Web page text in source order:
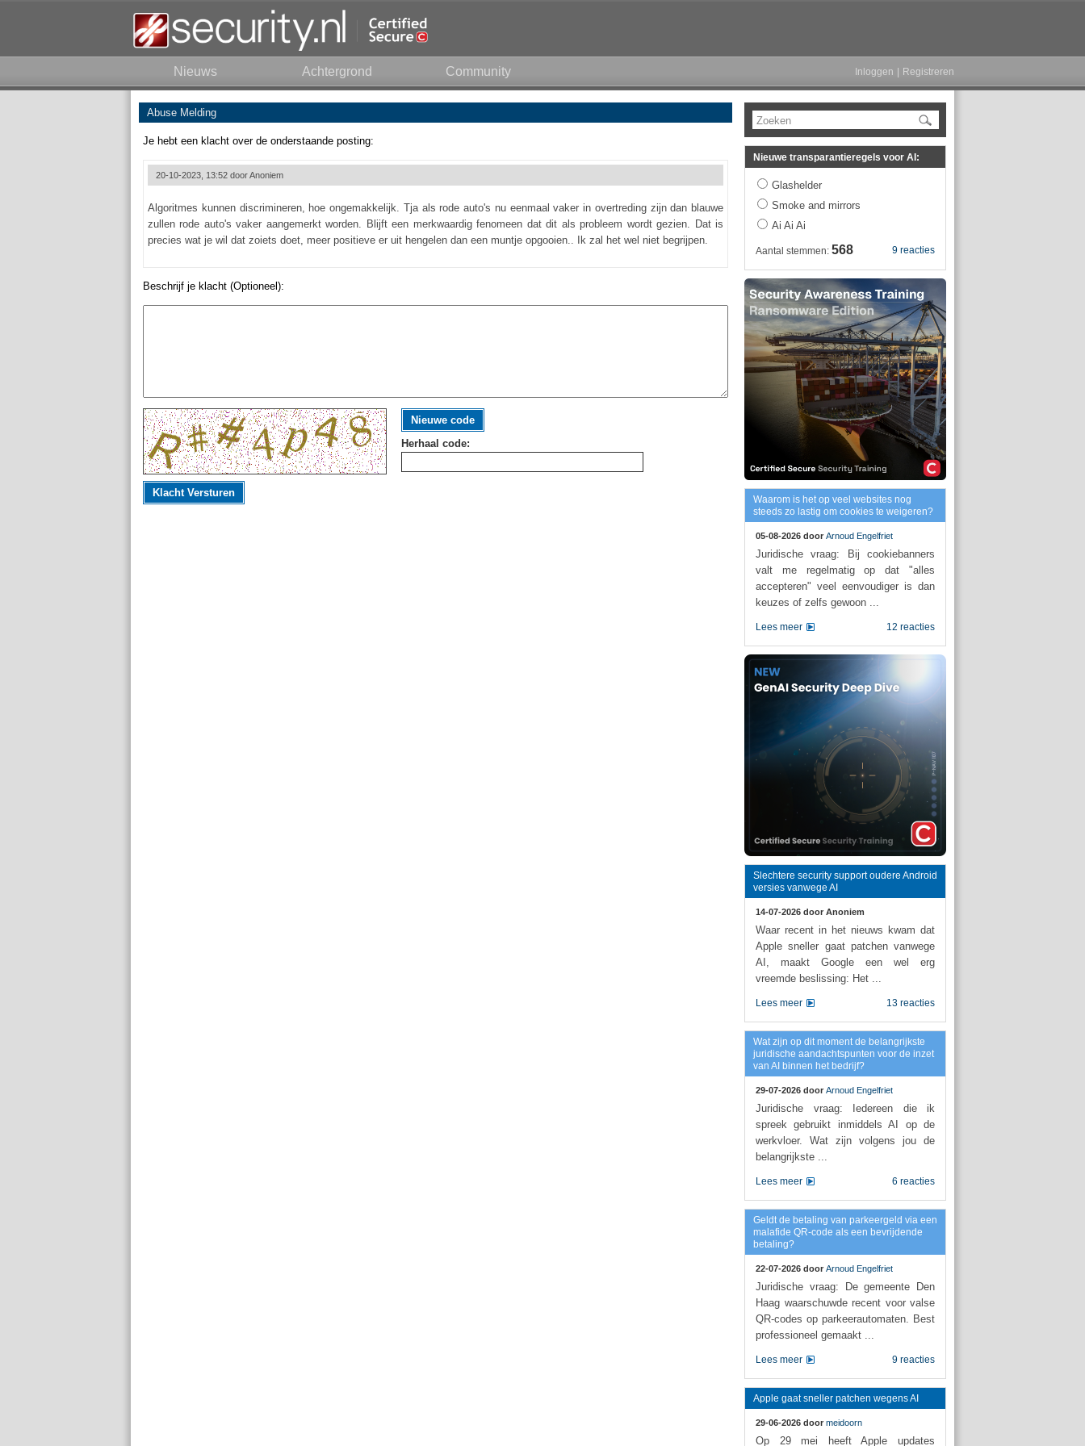
Nieuws Achtergrond Community Inloggen Registreren
Abuse Melding
Je hebt een klacht over de onderstaande posting:
20-10-2023, 13:52 doorAnoniem
Algoritmes kunnen discrimineren, hoe ongemakkelijk. Tja als rode auto's nu eenmaal vaker in overtreding zijn dan blauwe
zullen rode auto's vaker aangemerkt worden. Blijft een merkwaardig fenomeen dat dit als probleem wordt gezien. Dat is
precies wat je wil dat zoiets doet, meer positieve er uit hengelen dan een muntje opgooien.. Ik zal het wel niet begrijpen.
Beschrijf je klacht (Optioneel):
Nieuwe code
Herhaal code:
Klacht Versturen
Zoeken
Nieuwe transparantieregels voor AI:
Glashelder
Smoke and mirrors
Ai Ai Ai
9 reacties
Aantal stemmen: 568
Waarom is het op veel websites nog
steeds zo lastig om cookies te weigeren?
05-08-2026 door Arnoud Engelfriet
Juridische vraag: Bij cookiebanners
valt me regelmatig op dat "alles
accepteren" veel eenvoudiger is dan
keuzes of zelfs gewoon ...
12 reacties
Lees meer
Slechtere security support oudere Android
versies vanwege AI
14-07-2026 door Anoniem
Waar recent in het nieuws kwam dat
Apple sneller gaat patchen vanwege
AI, maakt Google een wel erg
vreemde beslissing: Het ...
13 reacties
Lees meer
Wat zijn op dit moment de belangrijkste
juridische aandachtspunten voor de inzet
van AI binnen het bedrijf?
29-07-2026 door Arnoud Engelfriet
Juridische vraag: Iedereen die ik
spreek gebruikt inmiddels AI op de
werkvloer. Wat zijn volgens jou de
belangrijkste ...
6 reacties
Lees meer
Geldt de betaling van parkeergeld via een
malafide QR-code als een bevrijdende
betaling?
22-07-2026 door Arnoud Engelfriet
Juridische vraag: De gemeente Den
Haag waarschuwde recent voor valse
QR-codes op parkeerautomaten. Best
professioneel gemaakt ...
9 reacties
Lees meer
Apple gaat sneller patchen wegens AI
29-06-2026 door meidoorn
Op 29 mei heeft Apple updates